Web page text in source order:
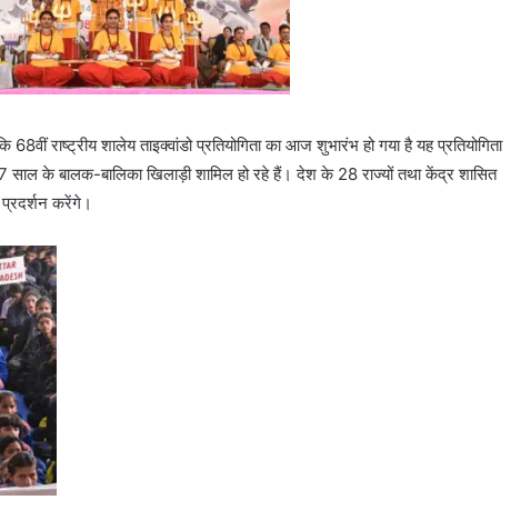
68वीं राष्ट्रीय शालेय ताइक्वांडो प्रतियोगिता का आज शुभारंभ हो गया है यह प्रतियोगिता
के बालक-बालिका खिलाड़ी शामिल हो रहे हैं। देश के 28 राज्यों तथा केंद्र शासित
करेंगे।